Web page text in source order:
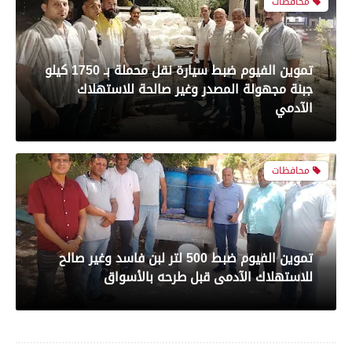
رياضة
بعدسة الخبر المصري| شاهد أبرز لقطات مباراة
الأهلي و سيراميك فى الدورى
رياضة
بعدسة الخبر المصري| شاهد أبرز لقطات مباراة
الزمالك والمصري البورسعيدي فى الدوري
تموين الفيوم ضبط سيارة نقل محملة بـ 1750 كيلو
جبنة مجهولة المصدر وغير صالحة للاستهلاك
الآدمي
محافظات
تموين الفيوم ضبط 500 لتر لبن فاسد وغير صالح
للاستهلاك الآدمى قبل طرحه بالأسواق